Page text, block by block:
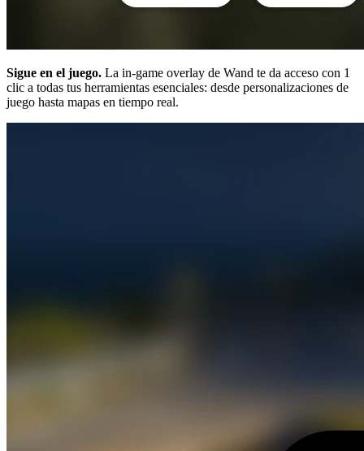
Sigue en el juego. La in-game overlay de Wand te da acceso con 1
clic a todas tus herramientas esenciales: desde personalizaciones de
juego hasta mapas en tiempo real.